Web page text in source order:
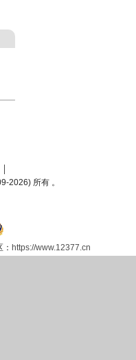
2026) 所有 。
https://www.12377.cn